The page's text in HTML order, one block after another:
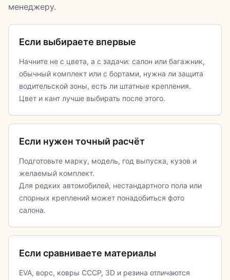
менеджеру.
Если выбираете впервые
Начните не с цвета, а с задачи: салон или багажник,
обычный комплект или с бортами, нужна ли защита
водительской зоны, есть ли штатные крепления.
Цвет и кант лучше выбирать после этого.
Если нужен точный расчёт
Подготовьте марку, модель, год выпуска, кузов и
желаемый комплект.
Для редких автомобилей, нестандартного пола или
спорных креплений может понадобиться фото
салона.
Если сравниваете материалы
EVA, ворс, ковры СССР, 3D и резина отличаются